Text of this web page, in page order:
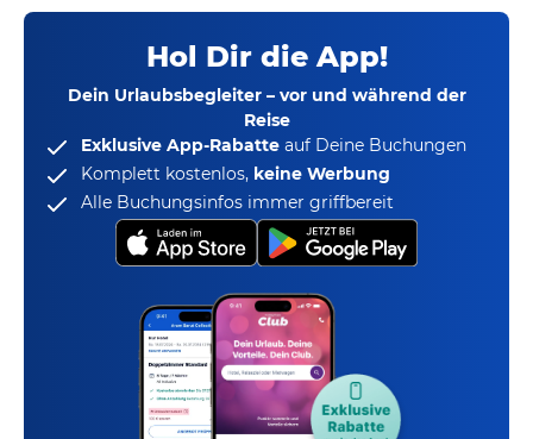
Hol Dir die App!
Dein Urlaubsbegleiter – vor und während der
Reise
Exklusive App-Rabatte auf Deine Buchungen
Komplett kostenlos, keine Werbung
Alle Buchungsinfos immer griffbereit